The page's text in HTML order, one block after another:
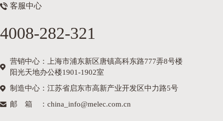
客服中心
4008-282-321
营销中心：上海市浦东新区唐镇高科东路777弄8号楼
阳光天地办公楼1901-1902室
制造中心：江苏省启东市高新产业开发区中力路5号
邮箱
：china_info@melec.com.cn